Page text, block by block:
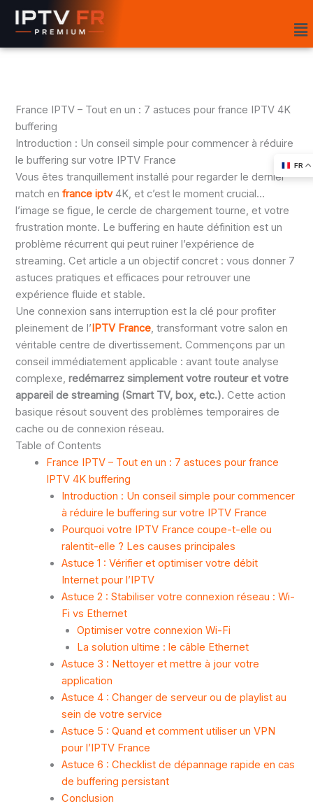
Aller
France IPTV – Tout en un : 7 astuces pour france IPTV 4K
buffering
Introduction : Un conseil simple pour commencer à réduire
le buffering sur votre IPTV France
Vous êtes tranquillement installé pour regarder le dernier
match enfrance iptv4K, et c’est le moment crucial…
l’image se figue, le cercle de chargement tourne, et votre
frustration monte. Le buffering en haute définition est un
problème récurrent qui peut ruiner l’expérience de
streaming. Cet article a un objectif concret : vous donner 7
astuces pratiques et efficaces pour retrouver une
expérience fluide et stable.
Une connexion sans interruption est la clé pour profiter
pleinement de l’IPTV France, transformant votre salon en
véritable centre de divertissement. Commençons par un
conseil immédiatement applicable : avant toute analyse
complexe,redémarrez simplement votre routeur et votre
appareil de streaming (Smart TV, box, etc.). Cette action
basique résout souvent des problèmes temporaires de
cache ou de connexion réseau.
Table of Contents
France IPTV – Tout en un : 7 astuces pour france
IPTV 4K buffering
Introduction : Un conseil simple pour commencer
à réduire le buffering sur votre IPTV France
Pourquoi votre IPTV France coupe-t-elle ou
ralentit-elle ? Les causes principales
Astuce 1 : Vérifier et optimiser votre débit
Internet pour l’IPTV
Astuce 2 : Stabiliser votre connexion réseau : Wi-
Fi vs Ethernet
Optimiser votre connexion Wi-Fi
La solution ultime : le câble Ethernet
Astuce 3 : Nettoyer et mettre à jour votre
application
Astuce 4 : Changer de serveur ou de playlist au
sein de votre service
Astuce 5 : Quand et comment utiliser un VPN
pour l’IPTV France
Astuce 6 : Checklist de dépannage rapide en cas
de buffering persistant
Conclusion
FR